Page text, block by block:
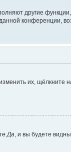
другие
конференции,
их, щёлкните
Да , и вы будете